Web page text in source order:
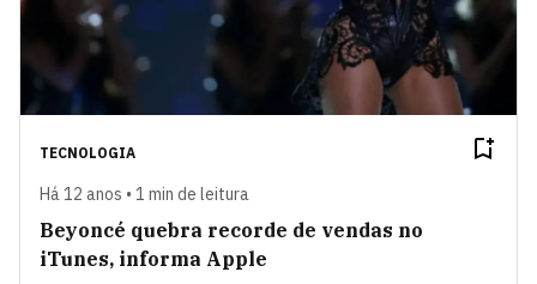
TECNOLOGIA
Há 12 anos • 1 min de leitura
Beyoncé quebra recorde de vendas no
iTunes, informa Apple